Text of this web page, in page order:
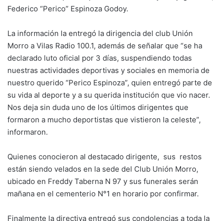
Federico “Perico” Espinoza Godoy.
La información la entregó la dirigencia del club Unión
Morro a Vilas Radio 100.1, además de señalar que “se ha
declarado luto oficial por 3 días, suspendiendo todas
nuestras actividades deportivas y sociales en memoria de
nuestro querido “Perico Espinoza”, quien entregó parte de
su vida al deporte y a su querida institución que vio nacer.
Nos deja sin duda uno de los últimos dirigentes que
formaron a mucho deportistas que vistieron la celeste”,
informaron.
Quienes conocieron al destacado dirigente, sus restos
están siendo velados en la sede del Club Unión Morro,
ubicado en Freddy Taberna N 97 y sus funerales serán
mañana en el cementerio N°1 en horario por confirmar.
Finalmente la directiva entregó sus condolencias a toda la